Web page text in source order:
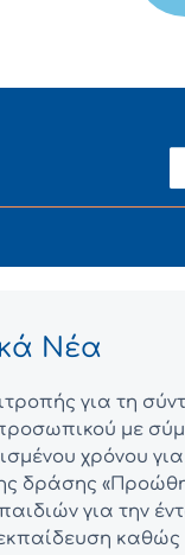
Νέα
για τη
με
χρόνου για
δράσης
για την
καθώς